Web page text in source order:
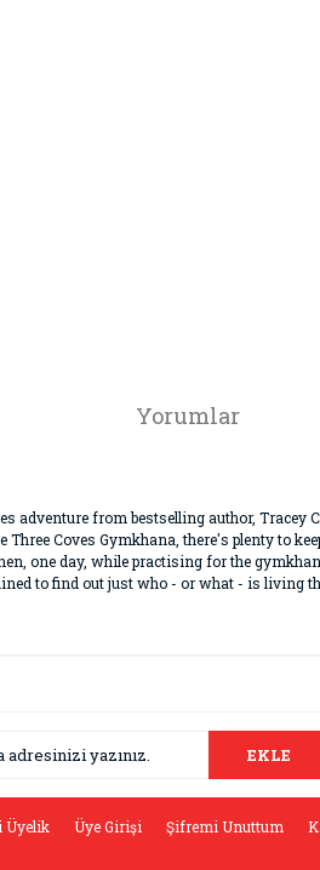
Yorumlar
adventure from bestselling author,
Coves Gymkhana, there's plenty to
one day, while practising for the
to find out just who - or what - is living
EKLE
Üyelik Üye Girişi Şifremi Unuttum